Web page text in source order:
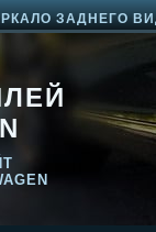
ЗАДНЕГО